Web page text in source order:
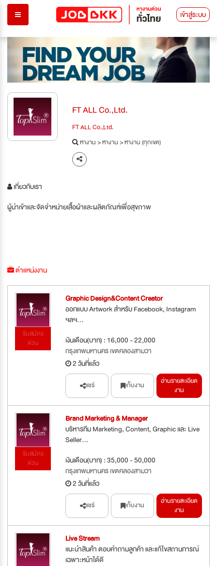
เข้าสู่ระบบ
FT ALL Co.,Ltd.
FT ALL Co.,Ltd.
หางาน>หางาน>หางาน (ทุกเขต)
เกี่ยวกับเรา
ผู้นำเข้าและจัดจำหน่ายเสื้อผ้าและผลิตภัณฑ์เพื่อสุขภาพ
ตำแหน่งงาน
รับสมัคร
ด่วน
Graphic Design&Content Creator
ออกแบบ Artwork สำหรับ Facebook, Instagram
ฯลฯ...
เงินเดือน(บาท) : 16,000 - 22,000
กรุงเทพมหานคร เขตคลองสามวา
2 วันที่แล้ว
แชร์ เก็บงาน
อ่านรายละเอียด
งาน
รับสมัคร
ด่วน
Brand Marketing & Manager
บริหารทีม Marketing, Content, Graphic เเละ Live
Seller...
เงินเดือน(บาท) : 35,000 - 50,000
กรุงเทพมหานคร เขตคลองสามวา
2 วันที่แล้ว
แชร์ เก็บงาน
อ่านรายละเอียด
งาน
Live Stream
เเนะนำสินค้่า ตอบคำถามลูกค้า และแก้ไขสถานการณ์
เฉพาะหน้าได้ดี